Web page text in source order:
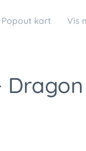
Popout kart Vis